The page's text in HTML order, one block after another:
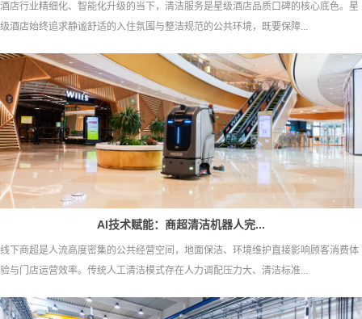
酒店行业精细化、智能化升级的当下，清洁服务是星级酒店品质口碑的核心底色。星
级酒店始终追求静谧舒适的入住氛围与整洁规范的公共环境，既要保障...
AI技术赋能：商超清洁机器人完...
线下商超是人流高度密集的公共经营空间，地面保洁、环境维护直接影响顾客消费体
验与门店运营效率。传统人工清洁模式存在人力调配压力大、清洁标准...